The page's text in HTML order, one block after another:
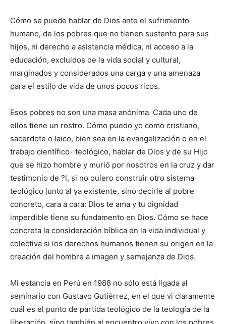
Cómo se puede hablar de Dios ante el sufrimiento
humano, de los pobres que no tienen sustento para sus
hijos, ni derecho a asistencia médica, ni acceso a la
educación, excluidos de la vida social y cultural,
marginados y considerados una carga y una amenaza
para el estilo de vida de unos pocos ricos.
Esos pobres no son una masa anónima. Cada uno de
ellos tiene un rostro. Cómo puedo yo como cristiano,
sacerdote o laico, bien sea en la evangelización o en el
trabajo científico- teológico, hablar de Dios y de su Hijo
que se hizo hombre y murió por nosotros en la cruz y dar
testimonio de ?l, si no quiero construir otro sistema
teológico junto al ya existente, sino decirle al pobre
concreto, cara a cara: Dios te ama y tu dignidad
imperdible tiene su fundamento en Dios. Cómo se hace
concreta la consideración bíblica en la vida individual y
colectiva si los derechos humanos tienen su origen en la
creación del hombre a imagen y semejanza de Dios.
Mi estancia en Perú en 1988 no sólo está ligada al
seminario con Gustavo Gutiérrez, en el que vi claramente
cuál es el punto de partida teológico de la teología de la